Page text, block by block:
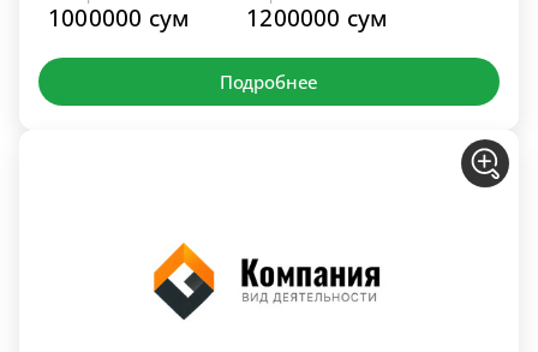
1000000 сум 1200000 сум
Подробнее